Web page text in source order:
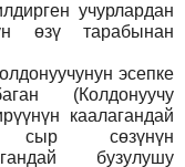
учурлардан
өзү тарабынан
эсепке
(Колдонуучу
каалагандай
сөзүнүн
бузулушу